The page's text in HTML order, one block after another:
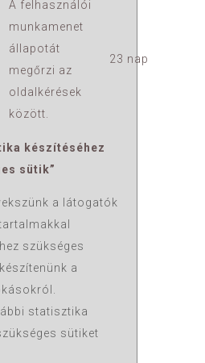
A felhasználói
munkamenet
állapotát
megőrzi az
oldalkérések
között.
23 nap
készítéséhez
sütik”
a látogatók
szükséges
a
statisztika
sütiket